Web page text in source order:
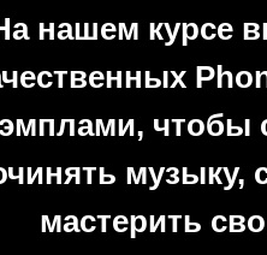
нашем курсе
чтобы
музыку,
мастерить